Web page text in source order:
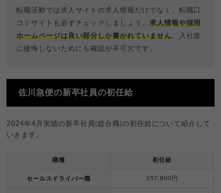
転職活動では求人サイトの求人情報だけでなく、転職口
コミサイトも必ずチェックしましょう。 求人情報や採用
ホームページは良い部分しか書かれていません。入社後
に後悔しないためにも確認が不可欠です。
佐川急便の新卒社員の初任給
2024年4月実績の新卒社員(総合職)の初任給について紹介して
いきます。
職種 初任給
セールスドライバー職 257,800円